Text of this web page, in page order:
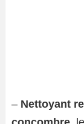
– Nettoyant